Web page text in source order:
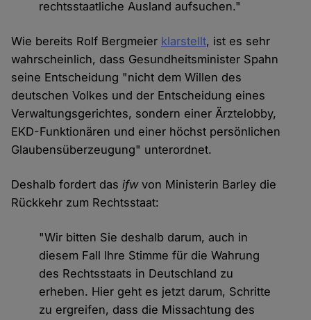
rechtsstaatliche Ausland aufsuchen."
Wie bereits Rolf Bergmeier klarstellt, ist es sehr
wahrscheinlich, dass Gesundheitsminister Spahn
seine Entscheidung "nicht dem Willen des
deutschen Volkes und der Entscheidung eines
Verwaltungsgerichtes, sondern einer Ärztelobby,
EKD-Funktionären und einer höchst persönlichen
Glaubensüberzeugung" unterordnet.
Deshalb fordert dasifwvon Ministerin Barley die
Rückkehr zum Rechtsstaat:
"Wir bitten Sie deshalb darum, auch in
diesem Fall Ihre Stimme für die Wahrung
des Rechtsstaats in Deutschland zu
erheben. Hier geht es jetzt darum, Schritte
zu ergreifen, dass die Missachtung des